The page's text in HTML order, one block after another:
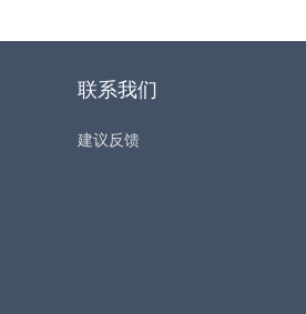
联系我们
建议反馈